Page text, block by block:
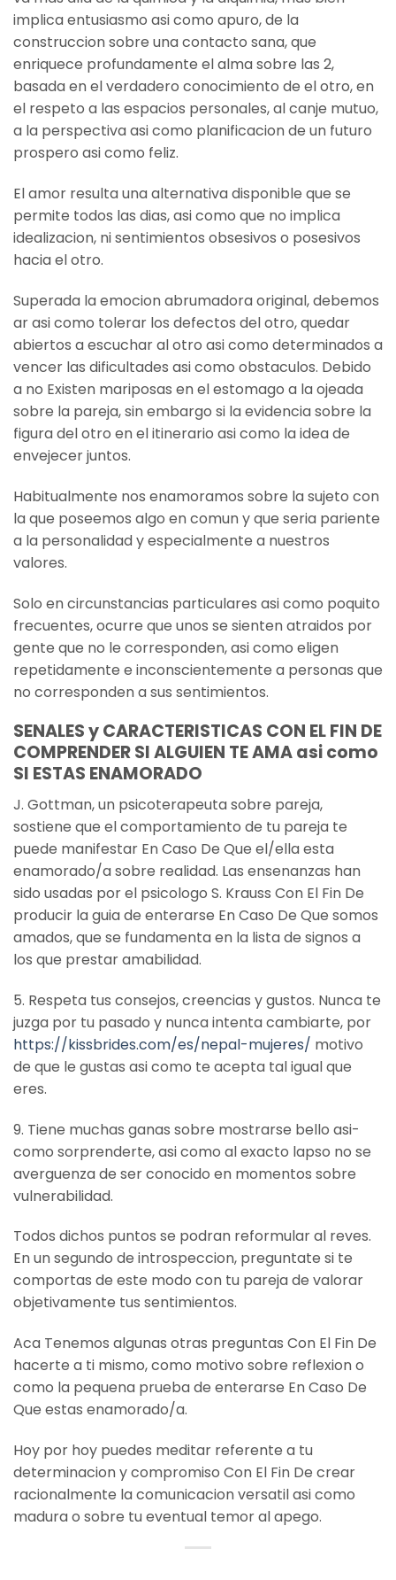
implica entusiasmo asi­ como apuro, de la
construccion sobre una contacto sana, que
enriquece profundamente el alma sobre las 2,
basada en el verdadero conocimiento de el otro, en
el respeto a las espacios personales, al canje mutuo,
a la perspectiva asi­ como planificacion de un futuro
prospero asi­ como feliz.
El amor resulta una alternativa disponible que se
permite todos las dias, asi­ como que no implica
idealizacion, ni sentimientos obsesivos o posesivos
hacia el otro.
Superada la emocion abrumadora original, debemos
ar asi­ como tolerar los defectos del otro, quedar
abiertos a escuchar al otro asi­ como determinados a
vencer las dificultades asi­ como obstaculos. Debido
a no Existen mariposas en el estomago a la ojeada
sobre la pareja, sin embargo si la evidencia sobre la
figura del otro en el itinerario asi­ como la idea de
envejecer juntos.
Habitualmente nos enamoramos sobre la sujeto con
la que poseemos algo en comun y que seri­a pariente
a la personalidad y especialmente a nuestros
valores.
Solo en circunstancias particulares asi­ como poquito
frecuentes, ocurre que unos se sienten atraidos por
gente que no le corresponden, asi­ como eligen
repetidamente e inconscientemente a personas que
no corresponden a sus sentimientos.
SENALES y CARACTERISTICAS CON EL FIN DE
COMPRENDER SI ALGUIEN TE AMA asi­ como
SI ESTAS ENAMORADO
J. Gottman, un psicoterapeuta sobre pareja,
sostiene que el comportamiento de tu pareja te
puede manifestar En Caso De Que el/ella esta
enamorado/a sobre realidad. Las ensenanzas han
sido usadas por el psicologo S. Krauss Con El Fin De
producir la guia de enterarse En Caso De Que somos
amados, que se fundamenta en la lista de signos a
los que prestar amabilidad.
5. Respeta tus consejos, creencias y gustos. Nunca te
juzga por tu pasado y nunca intenta cambiarte, por
https://kissbrides.com/es/nepal-mujeres/ motivo
de que le gustas asi­ como te acepta tal igual que
eres.
9. Tiene muchas ganas sobre mostrarse bello asi­
como sorprenderte, asi­ como al exacto lapso no se
averguenza de ser conocido en momentos sobre
vulnerabilidad.
Todos dichos puntos se podran reformular al reves.
En un segundo de introspeccion, preguntate si te
comportas de este modo con tu pareja de valorar
objetivamente tus sentimientos.
Aca Tenemos algunas otras preguntas Con El Fin De
hacerte a ti mismo, como motivo sobre reflexion o
como la pequena prueba de enterarse En Caso De
Que estas enamorado/a.
Hoy por hoy puedes meditar referente a tu
determinacion y compromiso Con El Fin De crear
racionalmente la comunicacion versatil asi­ como
madura o sobre tu eventual temor al apego.